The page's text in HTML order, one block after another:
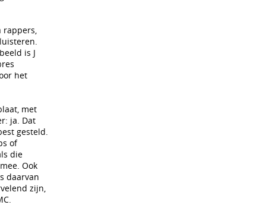
rappers,
is J
het
met
ja. Dat
gesteld.
of
die
Ook
daarvan
zijn,